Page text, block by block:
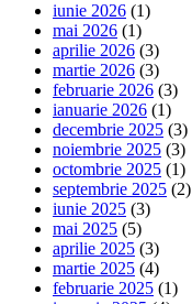
iunie 2026 (1)
mai 2026 (1)
aprilie 2026 (3)
martie 2026 (3)
februarie 2026 (3)
ianuarie 2026 (1)
decembrie 2025 (3)
noiembrie 2025 (3)
octombrie 2025 (1)
septembrie 2025 (2)
iunie 2025 (3)
mai 2025 (5)
aprilie 2025 (3)
martie 2025 (4)
februarie 2025 (1)